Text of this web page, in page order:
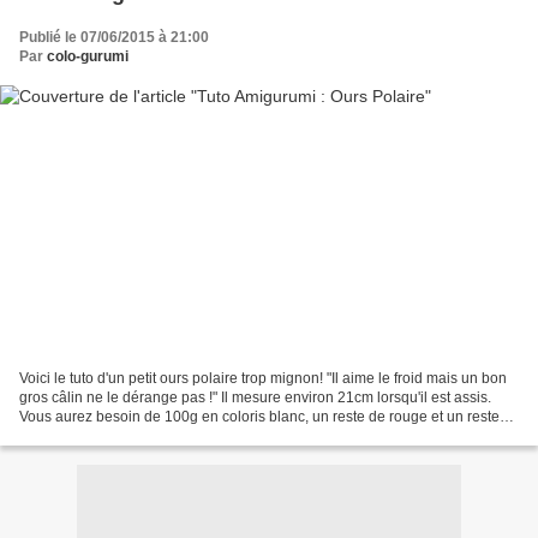
Publié le 07/06/2015 à 21:00
Par colo-gurumi
Voici le tuto d'un petit ours polaire trop mignon! "Il aime le froid mais un bon
gros câlin ne le dérange pas !" Il mesure environ 21cm lorsqu'il est assis.
Vous aurez besoin de 100g en coloris blanc, un reste de rouge et un reste